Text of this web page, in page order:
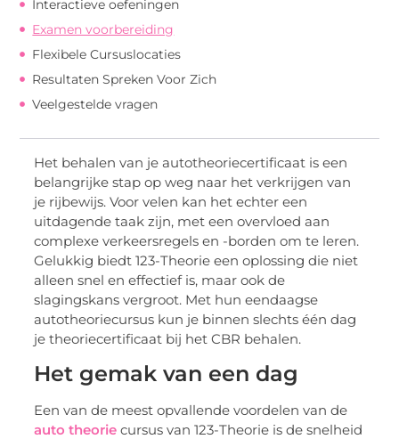
Interactieve oefeningen
Examen voorbereiding
Flexibele Cursuslocaties
Resultaten Spreken Voor Zich
Veelgestelde vragen
Het behalen van je autotheoriecertificaat is een
belangrijke stap op weg naar het verkrijgen van
je rijbewijs. Voor velen kan het echter een
uitdagende taak zijn, met een overvloed aan
complexe verkeersregels en -borden om te leren.
Gelukkig biedt 123-Theorie een oplossing die niet
alleen snel en effectief is, maar ook de
slagingskans vergroot. Met hun eendaagse
autotheoriecursus kun je binnen slechts één dag
je theoriecertificaat bij het CBR behalen.
Het gemak van een dag
Een van de meest opvallende voordelen van de
auto theorie cursus van 123-Theorie is de snelheid